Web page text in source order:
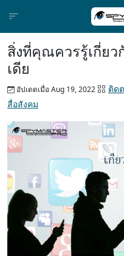
สิ่งที่คุณควรรู้เกี่ย
เดีย
อัปเดตเมื่อ Aug 19, 2022 ติด
สื่อสังคม